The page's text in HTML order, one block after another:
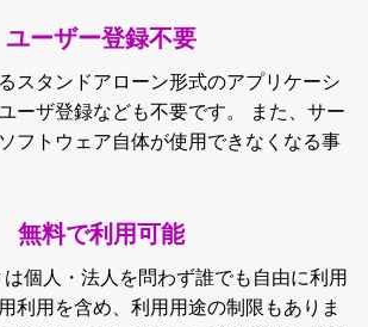
ユーザー登録不要
スタンドアローン形式のアプリケーシ
ーザ登録なども不要です。 また、サー
フトウェア自体が使用できなくなる事
無料で利用可能
個人・法人を問わず誰でも自由に利用
利用を含め、利用用途の制限もありま